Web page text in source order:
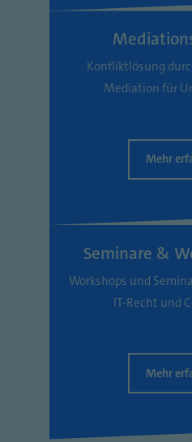
Konfliktlösung
Mediation für
Mehr
Seminare &
Workshops und
IT-Recht und
Mehr